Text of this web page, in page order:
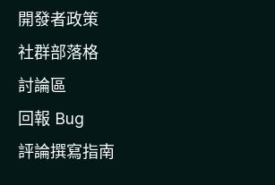
網
開發者政策
社群部落格
討論區
回報 Bug
評論撰寫指南